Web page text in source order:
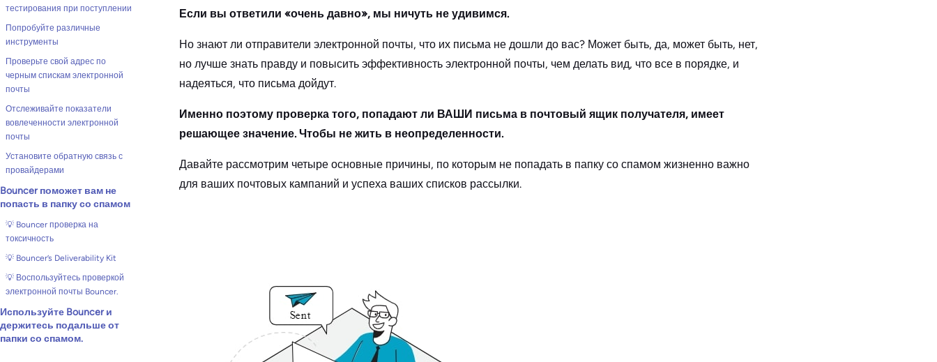
тестирования при поступлении
Попробуйте различные
инструменты
Проверьте свой адрес по
черным спискам электронной
почты
Отслеживайте показатели
вовлеченности электронной
почты
Установите обратную связь с
провайдерами
Bouncer поможет вам не
попасть в папку со спамом
💡 Bouncer проверка на
токсичность
💡 Bouncer’s Deliverability Kit
💡 Воспользуйтесь проверкой
электронной почты Bouncer.
Используйте Bouncer и
держитесь подальше от
папки со спамом.
Если вы ответили «очень давно», мы ничуть не удивимся.
Но знают ли отправители электронной почты, что их письма не дошли до вас? Может быть, да, может быть, нет,
но лучше знать правду и повысить эффективность электронной почты, чем делать вид, что все в порядке, и
надеяться, что письма дойдут.
Именно поэтому проверка того, попадают ли ВАШИ письма в почтовый ящик получателя, имеет
решающее значение. Чтобы не жить в неопределенности.
Давайте рассмотрим четыре основные причины, по которым не попадать в папку со спамом жизненно важно
для ваших почтовых кампаний и успеха ваших списков рассылки.